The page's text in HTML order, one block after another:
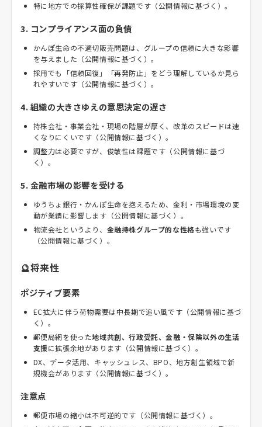
特に地方での採算性確保が課題です（公開情報に基づく）。
3. コンプライアンス面の負債
かんぽ生命の不適切販売問題は、グループの信頼に大きな影響
を与えました（公開情報に基づく）。
採用でも「信頼回復」「再発防止」をどう理解しているか見ら
れやすいです（公開情報に基づく）。
4. 組織の大きさゆえの意思決定の遅さ
持株会社・事業会社・現場の階層が厚く、改革のスピードは速
くなりにくいです（公開情報に基づく）。
調整力は必要ですが、俊敏性は課題です（公開情報に基づ
く）。
5. 金融市場の影響を受ける
ゆうちょ銀行・かんぽ生命を抱えるため、金利・市場環境の変
動が業績に影響します（公開情報に基づく）。
物流会社というより、 金融持株グループ的な性格も強いです
（公開情報に基づく）。
🔮将来性
ポジティブ要素
EC拡大に伴う荷物需要は中長期で追い風です（公開情報に基づ
く）。
郵便局網を使った地域共創、行政受託、金融・保険以外の生活
支援に拡張余地があります（公開情報に基づく）。
DX、データ活用、キャッシュレス、BPO、地方創生領域で新
規機会があります（公開情報に基づく）。
注意点
郵便市場の縮小は不可逆的です（公開情報に基づく）。